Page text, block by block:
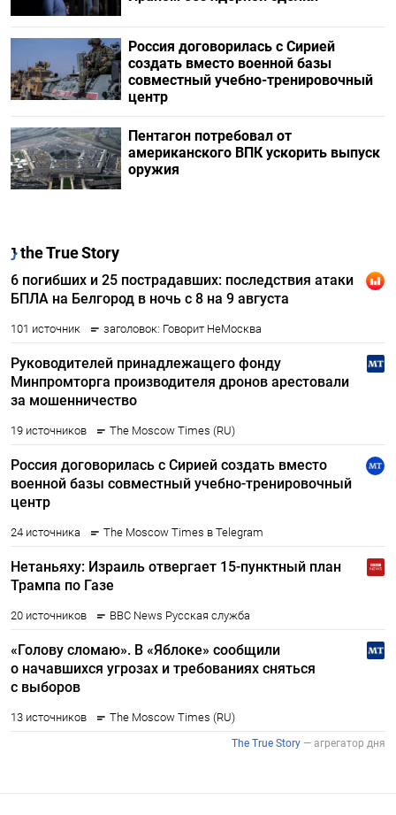
Россия договорилась с Сирией
создать вместо военной базы
совместный учебно-тренировочный
центр
Пентагон потребовал от
американского ВПК ускорить выпуск
оружия